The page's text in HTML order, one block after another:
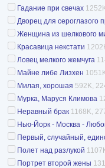
Гадание при свечах
Дворец для сероглазого
Женщина из шелкового
Красавица некстати
Ловец мелкого жемчуга
Майне либе Лизхен
Милая, хорошая 592K,
Мурка, Маруся Климова
Неравный брак 1168K,
Нью-Йорк - Москва -
Первый, случайный,
Полет над разлукой
Портрет второй жены